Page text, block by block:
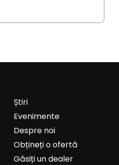
Știri
Evenimente
Despre noi
Obțineți o ofertă
Găsiți un dealer